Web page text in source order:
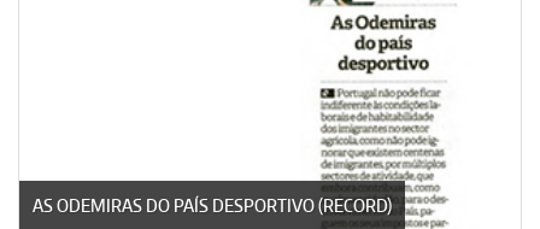
AS ODEMIRAS DO PAÍS DESPORTIVO (RECORD)